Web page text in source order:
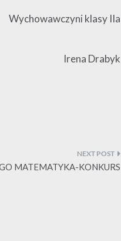
Wychowawczyni klasy IIa
Irena Drabyk
MATEMATYKA-KONKURS